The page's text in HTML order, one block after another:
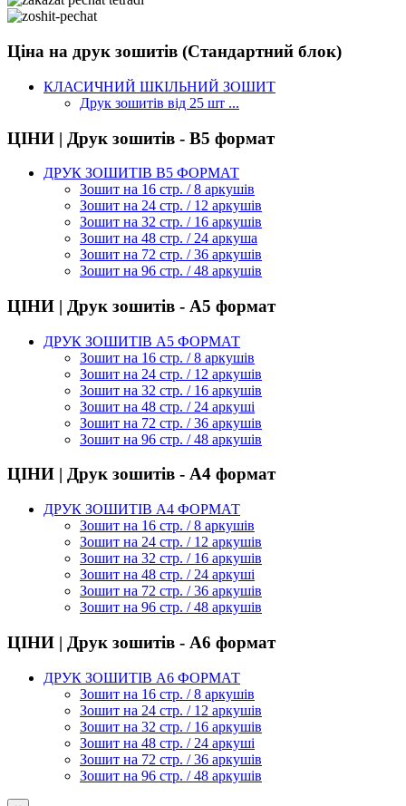
Ціна на друк зошитів (Стандартний блок)
КЛАСИЧНИЙ ШКІЛЬНИЙ ЗОШИТ
Друк зошитів від 25 шт ...
ЦІНИ | Друк зошитів - В5 формат
ДРУК ЗОШИТІВ В5 ФОРМАТ
Зошит на 16 стр. / 8 аркушів
Зошит на 24 стр. / 12 аркушів
Зошит на 32 стр. / 16 аркушів
Зошит на 48 стр. / 24 аркуша
Зошит на 72 стр. / 36 аркушів
Зошит на 96 стр. / 48 аркушів
ЦІНИ | Друк зошитів - А5 формат
ДРУК ЗОШИТІВ А5 ФОРМАТ
Зошит на 16 стр. / 8 аркушів
Зошит на 24 стр. / 12 аркушів
Зошит на 32 стр. / 16 аркушів
Зошит на 48 стр. / 24 аркуші
Зошит на 72 стр. / 36 аркушів
Зошит на 96 стр. / 48 аркушів
ЦІНИ | Друк зошитів - А4 формат
ДРУК ЗОШИТІВ А4 ФОРМАТ
Зошит на 16 стр. / 8 аркушів
Зошит на 24 стр. / 12 аркушів
Зошит на 32 стр. / 16 аркушів
Зошит на 48 стр. / 24 аркуші
Зошит на 72 стр. / 36 аркушів
Зошит на 96 стр. / 48 аркушів
ЦІНИ | Друк зошитів - А6 формат
ДРУК ЗОШИТІВ А6 ФОРМАТ
Зошит на 16 стр. / 8 аркушів
Зошит на 24 стр. / 12 аркушів
Зошит на 32 стр. / 16 аркушів
Зошит на 48 стр. / 24 аркуші
Зошит на 72 стр. / 36 аркушів
Зошит на 96 стр. / 48 аркушів